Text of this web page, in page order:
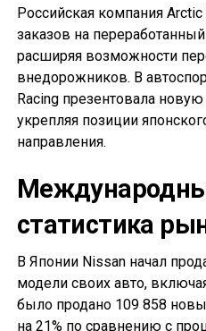
Российская компания
заказов на
расширяя возможности
внедорожников. В
Racing презентовала
укрепляя позиции
направления.
статистика
В Японии Nissan начал
модели своих авто,
было продано 109 858
на 21% по сравнению с